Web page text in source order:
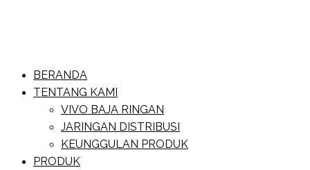
Baja Ringan Vivo
Website Baja Ringan Vivo
BERANDA
TENTANG KAMI
VIVO BAJA RINGAN
JARINGAN DISTRIBUSI
KEUNGGULAN PRODUK
PRODUK